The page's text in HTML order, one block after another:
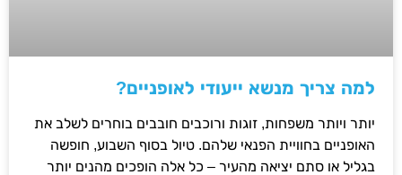
למה צריך מנשא ייעודי לאופניים?
יותר ויותר משפחות, זוגות ורוכבים חובבים בוחרים לשלב את
האופניים בחוויית הפנאי שלהם. טיול בסוף השבוע, חופשה
בגליל או סתם יציאה מהעיר – כל אלה הופכים מהנים יותר